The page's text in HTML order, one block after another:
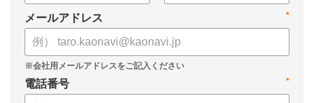
*
メールアドレス
*
電話番号